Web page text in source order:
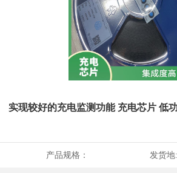
实现较好的充电监测功能 充电芯片 低
产品规格： 发货地: